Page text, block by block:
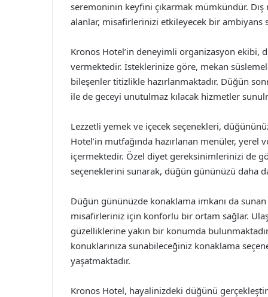
seremoninin keyfini çıkarmak mümkündür.
alanlar, misafirlerinizi etkileyecek bir ambiyans
Kronos Hotel’in deneyimli organizasyon ekibi,
vermektedir. İsteklerinize göre, mekan
bileşenler titizlikle hazırlanmaktadır. Düğün
ile de geceyi unutulmaz kılacak hizmetler
Lezzetli yemek ve içecek seçenekleri,
Hotel’in mutfağında hazırlanan menüler,
içermektedir. Özel diyet gereksinimlerinizi de
seçeneklerini sunarak, düğün gününüzü daha
Düğün gününüzde konaklama imkanı da
misafirleriniz için konforlu bir ortam sağlar.
güzelliklerine yakın bir konumda
konuklarınıza sunabileceğiniz konaklama
yaşatmaktadır.
Kronos Hotel, hayalinizdeki düğünü